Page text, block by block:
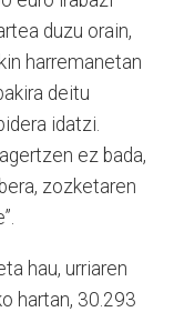
duzu orain,
harremanetan
deitu
idatzi.
ez bada,
zozketaren
hau, urriaren
hartan, 30.293